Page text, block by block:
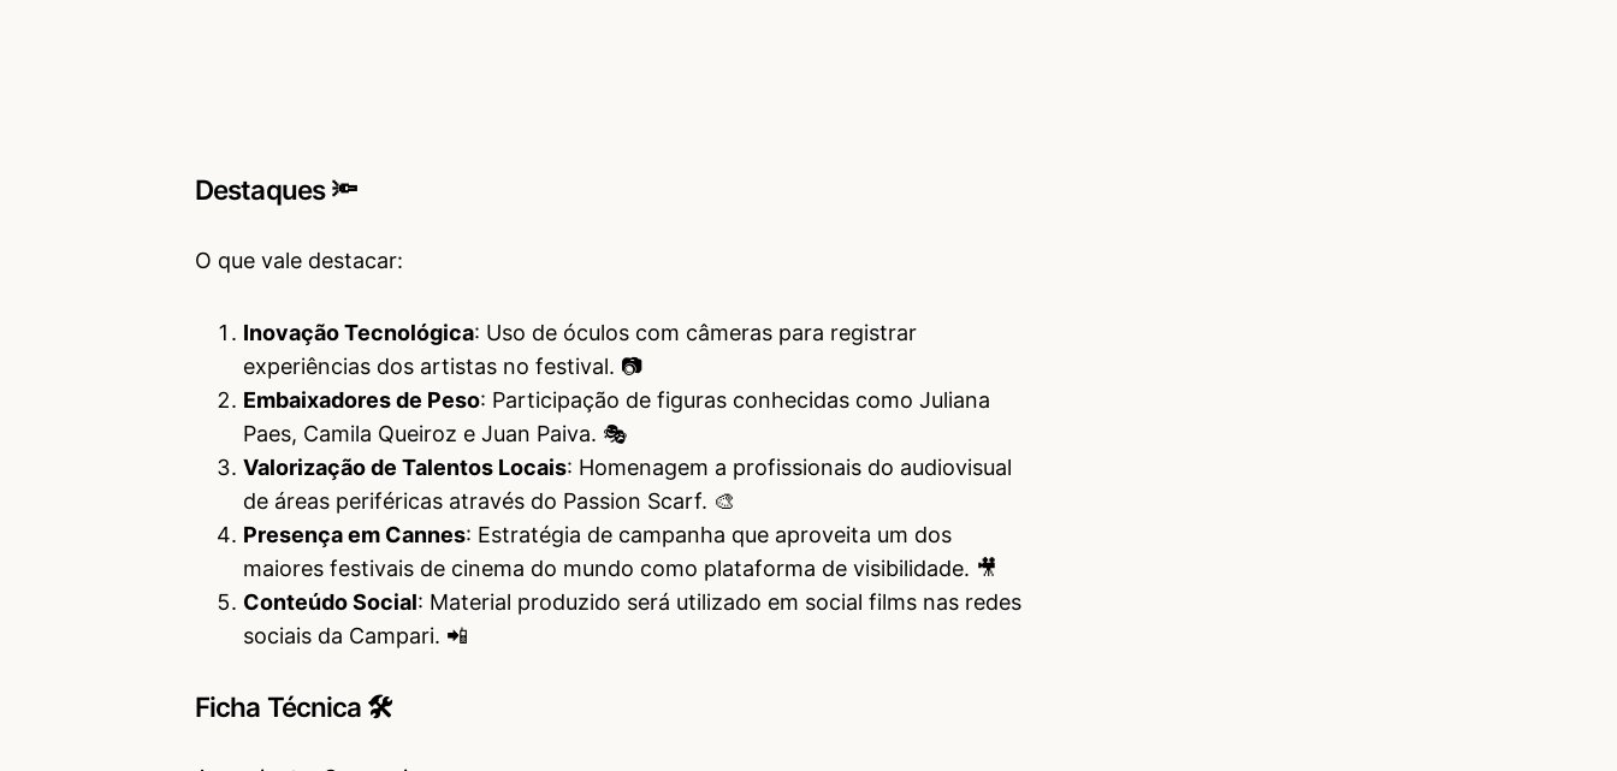
Destaques 🔦
O que vale destacar:
Inovação Tecnológica: Uso de óculos com câmeras para registrar
experiências dos artistas no festival. 📷
Embaixadores de Peso: Participação de figuras conhecidas como Juliana
Paes, Camila Queiroz e Juan Paiva. 🎭
Valorização de Talentos Locais: Homenagem a profissionais do audiovisual
de áreas periféricas através do Passion Scarf. 🎨
Presença em Cannes: Estratégia de campanha que aproveita um dos
maiores festivais de cinema do mundo como plataforma de visibilidade. 🎥
Conteúdo Social: Material produzido será utilizado em social films nas redes
sociais da Campari. 📲
Ficha Técnica 🛠